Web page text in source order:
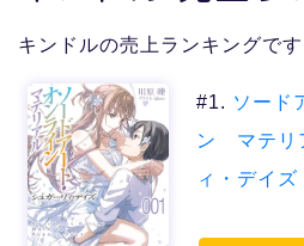
キンドルの売上ランキングです
#1. ソード
ン マテリ
ィ・デイ